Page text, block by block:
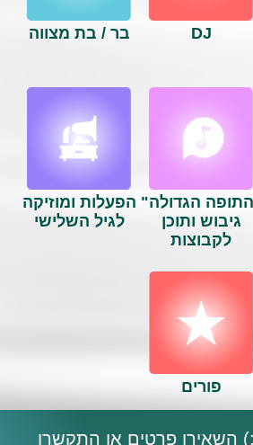
DJ בר / בת מצווה
הגדולה"
גיבוש ותוכן
לקבוצות
הפעלות ומוזיקה
לגיל השלישי
פורים
השאירו פרטים או התקשרו